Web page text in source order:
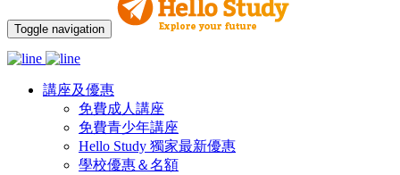
Toggle navigation
講座及優惠
免費成人講座
免費青少年講座
Hello Study 獨家最新優惠
學校優惠＆名額